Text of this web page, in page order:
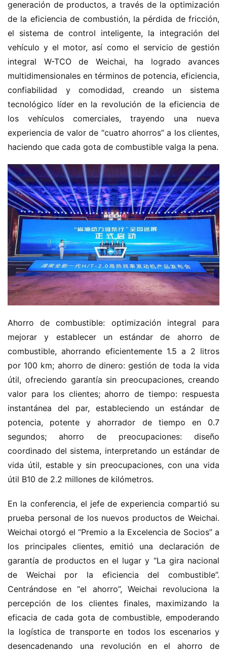
c
h
n
o
C
a
m
i
d
e
n
u
e
v
a
e
n
e
r
g
í
generación de productos, a través de la optimización
de la eficiencia de combustión, la pérdida de fricción,
el sistema de control inteligente, la integración del
vehículo y el motor, así como el servicio de gestión
integral W-TCO de Weichai, ha logrado avances
multidimensionales en términos de potencia, eficiencia,
confiabilidad y comodidad, creando un sistema
tecnológico líder en la revolución de la eficiencia de
los vehículos comerciales, trayendo una nueva
experiencia de valor de “cuatro ahorros” a los clientes,
haciendo que cada gota de combustible valga la pena.
Ahorro de combustible: optimización integral para
mejorar y establecer un estándar de ahorro de
combustible, ahorrando eficientemente 1.5 a 2 litros
por 100 km; ahorro de dinero: gestión de toda la vida
útil, ofreciendo garantía sin preocupaciones, creando
valor para los clientes; ahorro de tiempo: respuesta
instantánea del par, estableciendo un estándar de
potencia, potente y ahorrador de tiempo en 0.7
segundos; ahorro de preocupaciones: diseño
coordinado del sistema, interpretando un estándar de
vida útil, estable y sin preocupaciones, con una vida
útil B10 de 2.2 millones de kilómetros.
En la conferencia, el jefe de experiencia compartió su
prueba personal de los nuevos productos de Weichai.
Weichai otorgó el “Premio a la Excelencia de Socios” a
los principales clientes, emitió una declaración de
garantía de productos en el lugar y “La gira nacional
de Weichai por la eficiencia del combustible”.
Centrándose en “el ahorro”, Weichai revoluciona la
percepción de los clientes finales, maximizando la
eficacia de cada gota de combustible, empoderando
la logística de transporte en todos los escenarios y
desencadenando una revolución en el ahorro de